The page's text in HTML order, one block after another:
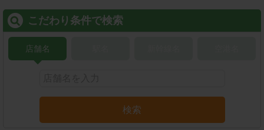
こだわり条件で検索
店舗名
検索